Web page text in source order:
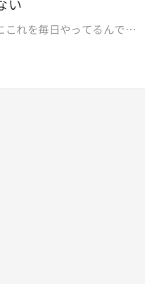
ているのか教えてほしい
カードが更新したので支
かわからない
ら」についての質問で
い
れを毎日やってるんです
うID新規取得またはログ